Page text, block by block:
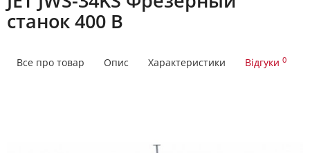
станок 400 В
Все про товар Опис Характеристики Відгуки 0